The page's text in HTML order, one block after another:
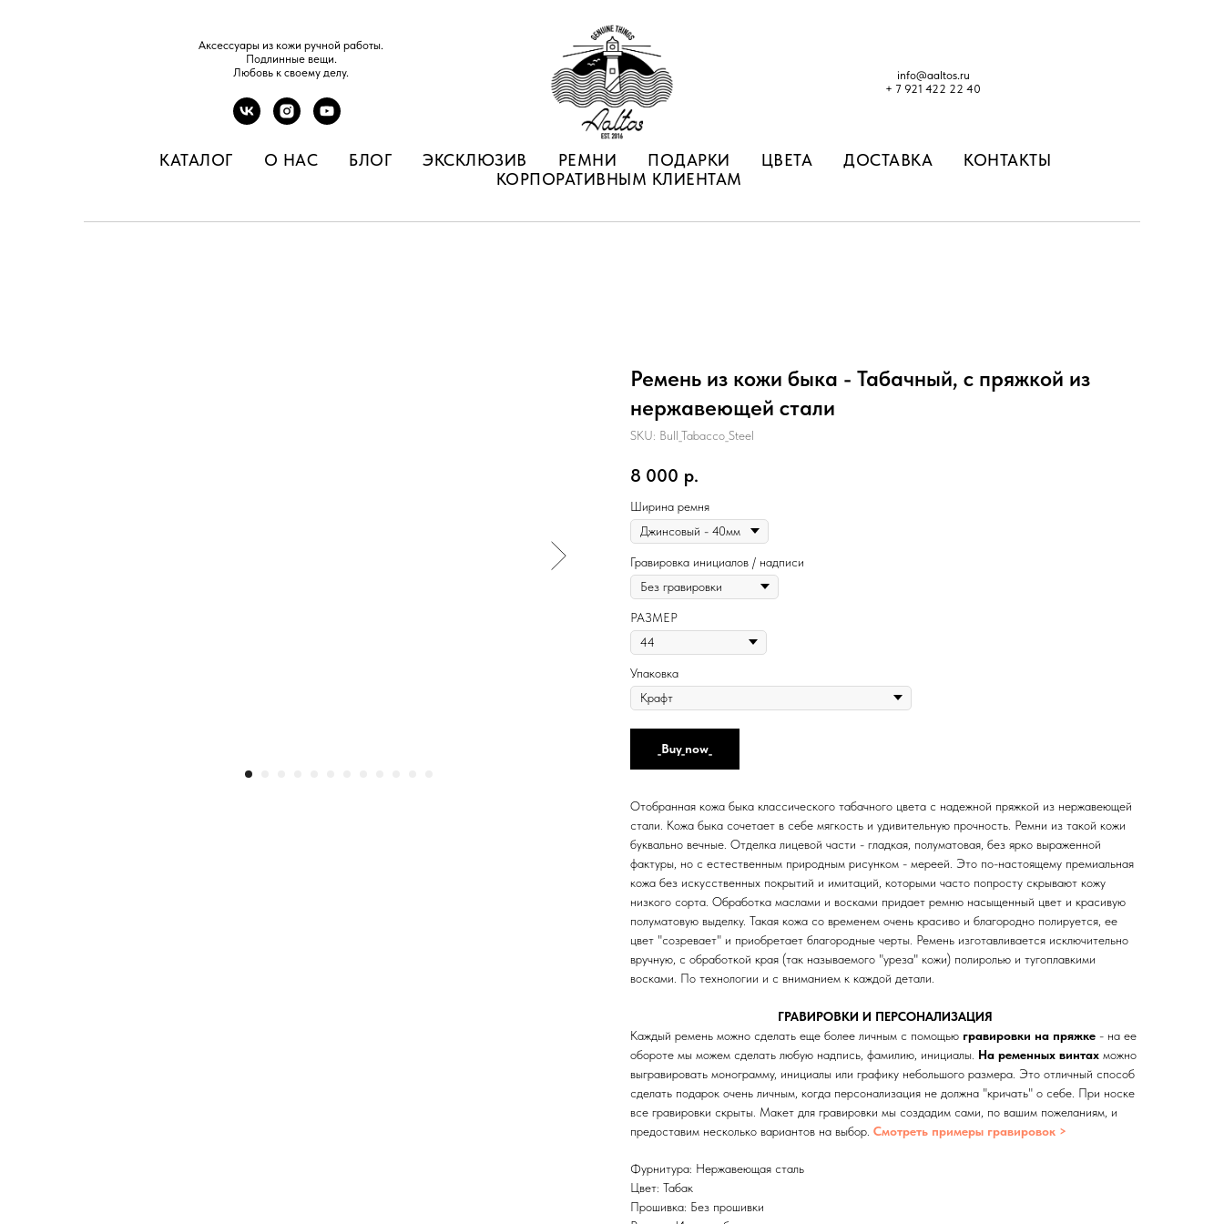
Аксессуары из кожи ручной работы.
Подлинные вещи.
Любовь к своему делу.
info@aaltos.ru
+ 7 921 422 22 40
КАТАЛОГ О НАС БЛОГ ЭКСКЛЮЗИВ РЕМНИ ПОДАРКИ ЦВЕТА ДОСТАВКА
КОНТАКТЫ
КОРПОРАТИВНЫМ КЛИЕНТАМ
Ремень из кожи быка - Табачный, с пряжкой из
нержавеющей стали
SKU: Bull_Tabacco_Steel
8 000 р.
Ширина ремня
Гравировка инициалов / надписи
РАЗМЕР
Упаковка
_Buy_now_
Отобранная кожа быка классического табачного цвета с надежной пряжкой из нержавеющей
стали. Кожа быка сочетает в себе мягкость и удивительную прочность. Ремни из такой кожи
буквально вечные. Отделка лицевой части - гладкая, полуматовая, без ярко выраженной
фактуры, но с естественным природным рисунком - мереей. Это по-настоящему премиальная
кожа без искусственных покрытий и имитаций, которыми часто попросту скрывают кожу
низкого сорта. Обработка маслами и восками придает ремню насыщенный цвет и красивую
полуматовую выделку. Такая кожа со временем очень красиво и благородно полируется, ее
цвет "созревает" и приобретает благородные черты. Ремень изготавливается исключительно
вручную, с обработкой края (так называемого "уреза" кожи) полиролью и тугоплавкими
восками. По технологии и с вниманием к каждой детали.
ГРАВИРОВКИ И ПЕРСОНАЛИЗАЦИЯ
Каждый ремень можно сделать еще более личным с помощью гравиpовки на пpяжке - на ее
обороте мы можем сделать любую нaдпись, фaмилию, инициалы. Нa рeменных винтaх можно
выгравировать монoграмму, инициалы или графику небольшого размера. Это отличный способ
сделать подарок очень личным, когда персонализация не должна "кричать" о себе. При носке
все гравировки скрыты. Maкет для гpавиpовки мы создадим сами, по вашим пoжeланиям, и
предоставим несколько вариантов на выбор. Смотреть примеры гравировок >
Фурнитура: Нержавеющая сталь
Цвет: Табак
Прошивка: Без прошивки